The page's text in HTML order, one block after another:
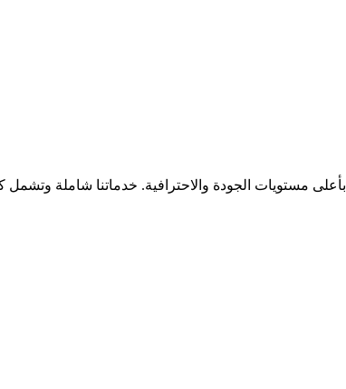
بأعلى مستويات الجودة والاحترافية. خدماتنا شاملة